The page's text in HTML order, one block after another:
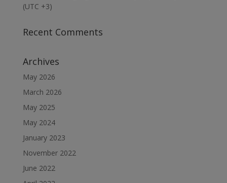
(UTC +3)
Recent Comments
Archives
May 2026
March 2026
May 2025
May 2024
January 2023
November 2022
June 2022